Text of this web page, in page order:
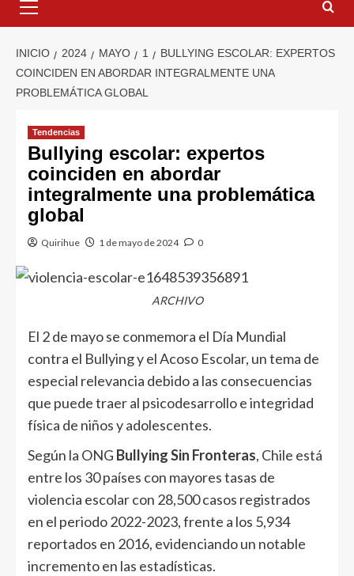
INICIO 2024 MAYO 1
BULLYING ESCOLAR: EXPERTOS
COINCIDEN EN ABORDAR INTEGRALMENTE UNA
PROBLEMÁTICA GLOBAL
Tendencias
Bullying escolar: expertos
coinciden en abordar
integralmente una problemática
global
Quirihue 1 de mayo de 2024 0
ARCHIVO
El 2 de mayo se conmemora el Día Mundial
contra el Bullying y el Acoso Escolar, un tema de
especial relevancia debido a las consecuencias
que puede traer al psicodesarrollo e integridad
física de niños y adolescentes.
Según la ONG Bullying Sin Fronteras, Chile está
entre los 30 países con mayores tasas de
violencia escolar con 28,500 casos registrados
en el periodo 2022-2023, frente a los 5,934
reportados en 2016, evidenciando un notable
incremento en las estadísticas.